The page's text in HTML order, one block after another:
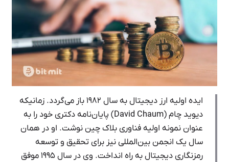
ایده اولیه ارز دیجیتال به سال ۱۹۸۲ باز می‌گردد. زمانیکه
دیوید چام (David Chaum) پایان‌نامه دکتری خود را به
عنوان نمونه اولیه فناوری بلاک چین نوشت. او در همان
سال یک انجمن بین‌المللی نیز برای تحقیق و توسعه
رمزنگاری دیجیتال به راه انداخت. وی در سال ۱۹۹۵ موفق